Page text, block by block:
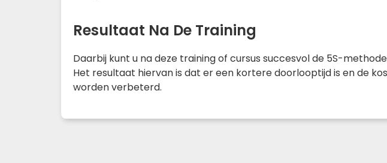
Resultaat Na De Training
Daarbij kunt u na deze training of cursus succesvol de 5S-
Het resultaat hiervan is dat er een kortere doorlooptijd is en de
worden verbeterd.